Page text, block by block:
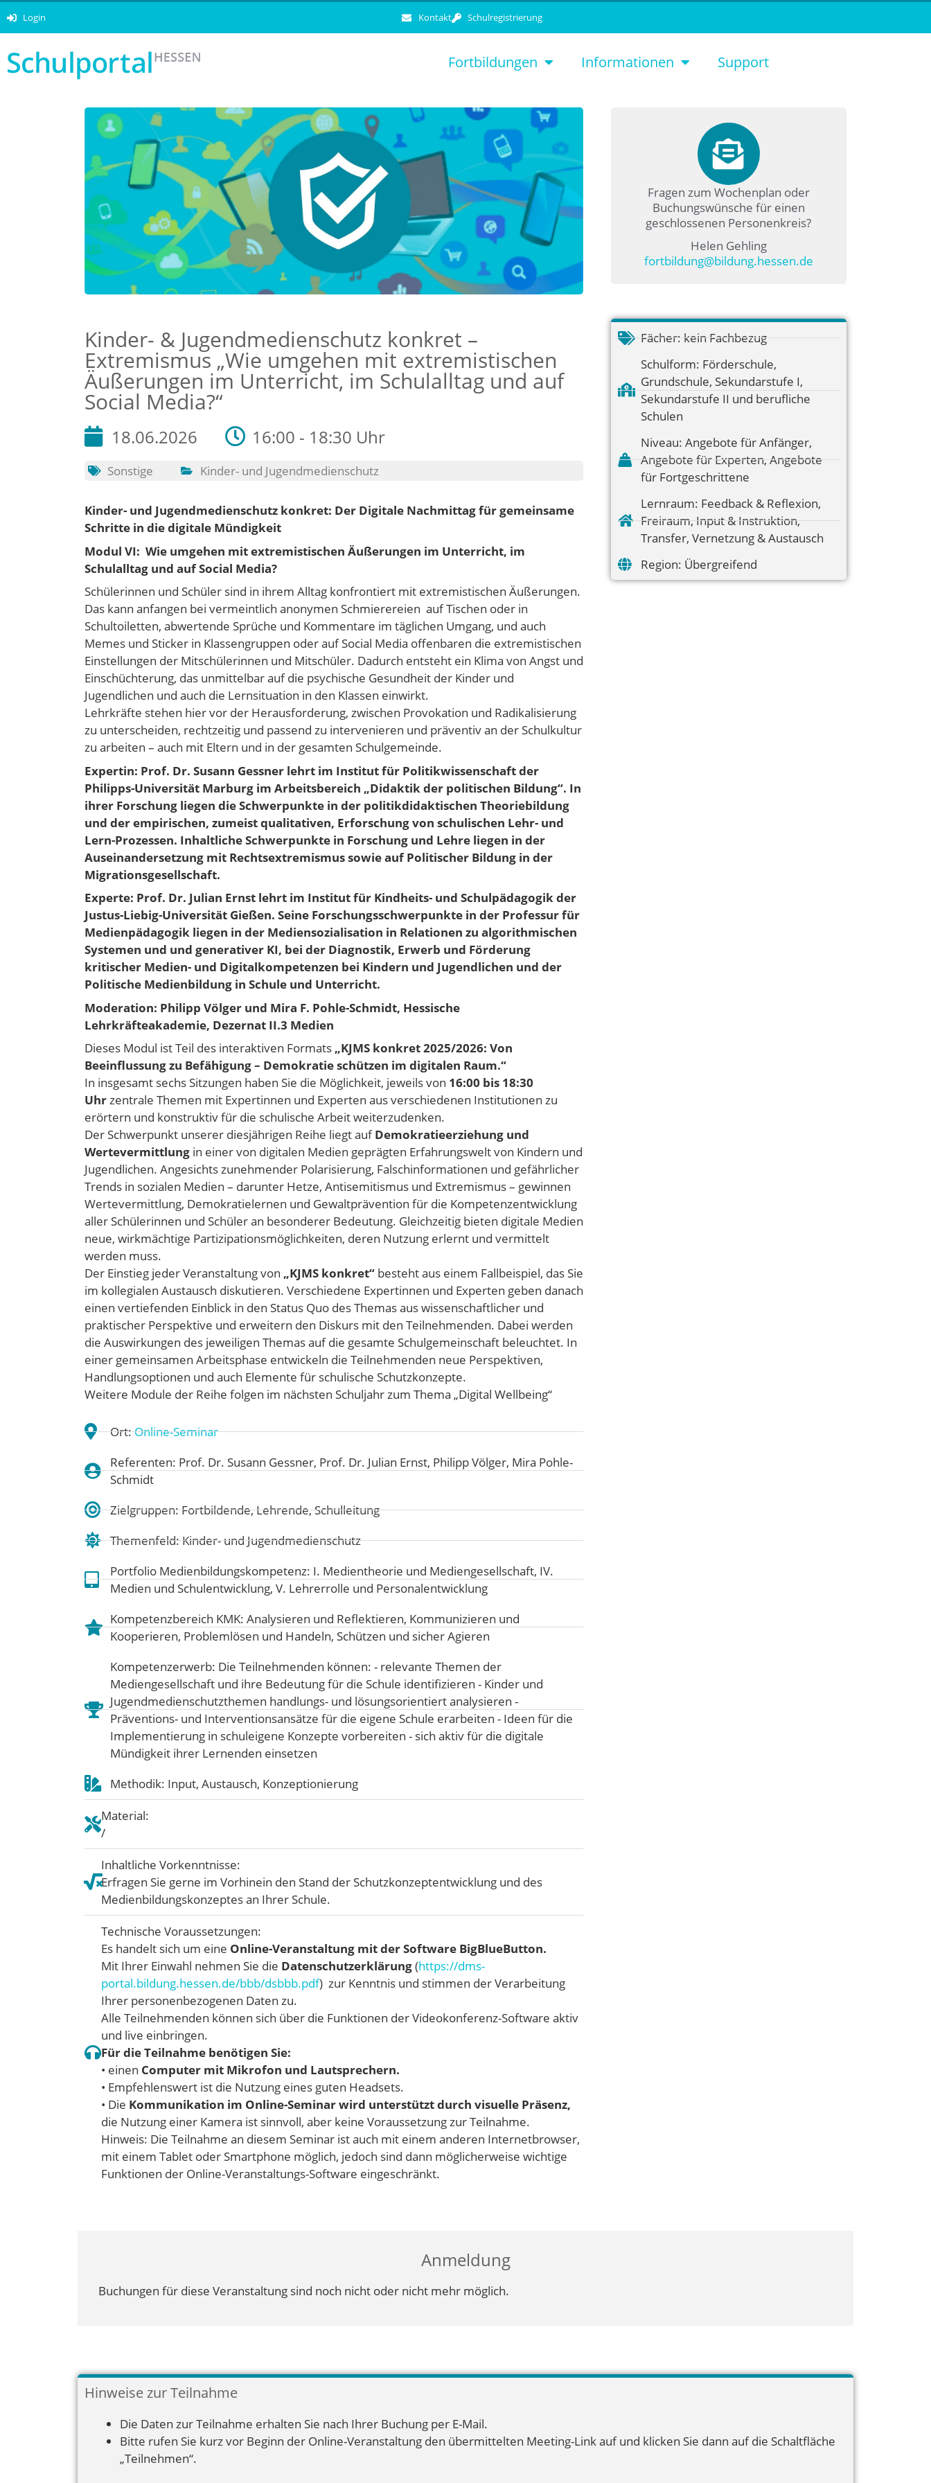
Login Kontakt Schulregistrierung
Fortbildungen Informationen Support
Kinder- & Jugendmedienschutz konkret –
Extremismus „Wie umgehen mit extremistischen
Äußerungen im Unterricht, im Schulalltag und auf
Social Media?“
18.06.2026 16:00 - 18:30 Uhr
Sonstige Kinder- und Jugendmedienschutz
Kinder- und Jugendmedienschutz konkret: Der Digitale Nachmittag für gemeinsame
Schritte in die digitale Mündigkeit
Modul VI: Wie umgehen mit extremistischen Äußerungen im Unterricht, im
Schulalltag und auf Social Media?
Schülerinnen und Schüler sind in ihrem Alltag konfrontiert mit extremistischen Äußerungen.
Das kann anfangen bei vermeintlich anonymen Schmierereien auf Tischen oder in
Schultoiletten, abwertende Sprüche und Kommentare im täglichen Umgang, und auch
Memes und Sticker in Klassengruppen oder auf Social Media offenbaren die extremistischen
Einstellungen der Mitschülerinnen und Mitschüler. Dadurch entsteht ein Klima von Angst und
Einschüchterung, das unmittelbar auf die psychische Gesundheit der Kinder und
Jugendlichen und auch die Lernsituation in den Klassen einwirkt.
Lehrkräfte stehen hier vor der Herausforderung, zwischen Provokation und Radikalisierung
zu unterscheiden, rechtzeitig und passend zu intervenieren und präventiv an der Schulkultur
zu arbeiten – auch mit Eltern und in der gesamten Schulgemeinde.
Expertin: Prof. Dr. Susann Gessner lehrt im Institut für Politikwissenschaft der
Philipps-Universität Marburg im Arbeitsbereich „Didaktik der politischen Bildung“. In
ihrer Forschung liegen die Schwerpunkte in der politikdidaktischen Theoriebildung
und der empirischen, zumeist qualitativen, Erforschung von schulischen Lehr- und
Lern-Prozessen. Inhaltliche Schwerpunkte in Forschung und Lehre liegen in der
Auseinandersetzung mit Rechtsextremismus sowie auf Politischer Bildung in der
Migrationsgesellschaft.
Experte: Prof. Dr. Julian Ernst lehrt im Institut für Kindheits- und Schulpädagogik der
Justus-Liebig-Universität Gießen. Seine Forschungsschwerpunkte in der Professur für
Medienpädagogik liegen in der Mediensozialisation in Relationen zu algorithmischen
Systemen und und generativer KI, bei der Diagnostik, Erwerb und Förderung
kritischer Medien- und Digitalkompetenzen bei Kindern und Jugendlichen und der
Politische Medienbildung in Schule und Unterricht.
Moderation: Philipp Völger und Mira F. Pohle-Schmidt, Hessische
Lehrkräfteakademie, Dezernat II.3 Medien
Dieses Modul ist Teil des interaktiven Formats „KJMS konkret 2025/2026: Von
Beeinflussung zu Befähigung – Demokratie schützen im digitalen Raum.“
In insgesamt sechs Sitzungen haben Sie die Möglichkeit, jeweilsvon 16:00 bis 18:30
Uhrzentrale Themen mit Expertinnen und Experten aus verschiedenen Institutionen zu
erörtern und konstruktiv für die schulische Arbeit weiterzudenken.
Der Schwerpunkt unserer diesjährigen Reihe liegt aufDemokratieerziehung und
Wertevermittlung in einer von digitalen Medien geprägten Erfahrungswelt von Kindern und
Jugendlichen. Angesichts zunehmender Polarisierung, Falschinformationen und gefährlicher
Trends in sozialen Medien – darunter Hetze, Antisemitismus und Extremismus – gewinnen
Wertevermittlung, Demokratielernen und Gewaltprävention für die Kompetenzentwicklung
aller Schülerinnen und Schüler an besonderer Bedeutung. Gleichzeitig bieten digitale Medien
neue, wirkmächtige Partizipationsmöglichkeiten, deren Nutzung erlernt und vermittelt
werden muss.
Der Einstieg jeder Veranstaltung von „KJMS konkret“ besteht aus einem Fallbeispiel, das Sie
im kollegialen Austausch diskutieren. Verschiedene Expertinnen und Experten geben danach
einen vertiefenden Einblick in den Status Quo des Themas aus wissenschaftlicher und
praktischer Perspektive und erweitern den Diskurs mit den Teilnehmenden. Dabei werden
die Auswirkungen des jeweiligen Themas auf die gesamte Schulgemeinschaft beleuchtet. In
einer gemeinsamen Arbeitsphase entwickeln die Teilnehmenden neue Perspektiven,
Handlungsoptionen und auch Elemente für schulische Schutzkonzepte.
Weitere Module der Reihe folgen im nächsten Schuljahr zum Thema „Digital Wellbeing“
Ort:Online-Seminar
Referenten: Prof. Dr. Susann Gessner, Prof. Dr. Julian Ernst, Philipp Völger, Mira Pohle-
Schmidt
Zielgruppen: Fortbildende, Lehrende, Schulleitung
Themenfeld:Kinder- und Jugendmedienschutz
Portfolio Medienbildungskompetenz: I. Medientheorie und Mediengesellschaft, IV.
Medien und Schulentwicklung, V. Lehrerrolle und Personalentwicklung
Kompetenzbereich KMK: Analysieren und Reflektieren, Kommunizieren und
Kooperieren, Problemlösen und Handeln, Schützen und sicher Agieren
Kompetenzerwerb: Die Teilnehmenden können: - relevante Themen der
Mediengesellschaft und ihre Bedeutung für die Schule identifizieren - Kinder und
Jugendmedienschutzthemen handlungs- und lösungsorientiert analysieren -
Präventions- und Interventionsansätze für die eigene Schule erarbeiten - Ideen für die
Implementierung in schuleigene Konzepte vorbereiten - sich aktiv für die digitale
Mündigkeit ihrer Lernenden einsetzen
Methodik: Input, Austausch, Konzeptionierung
Material:
/
Inhaltliche Vorkenntnisse:
Erfragen Sie gerne im Vorhinein den Stand der Schutzkonzeptentwicklung und des
Medienbildungskonzeptes an Ihrer Schule.
Technische Voraussetzungen:
Es handelt sich um eine Online-Veranstaltung mit der Software BigBlueButton.
Mit Ihrer Einwahl nehmen Sie die Datenschutzerklärung(https://dms-
portal.bildung.hessen.de/bbb/dsbbb.pdf) zur Kenntnis und stimmen der Verarbeitung
Ihrer personenbezogenen Daten zu.
Alle Teilnehmenden können sich über die Funktionen der Videokonferenz-Software aktiv
und live einbringen.
Für die Teilnahme benötigen Sie:
• einen Computer mit Mikrofon und Lautsprechern.
• Empfehlenswert ist die Nutzung eines guten Headsets.
• Die Kommunikation im Online-Seminar wird unterstützt durch visuelle Präsenz,
die Nutzung einer Kamera ist sinnvoll, aber keine Voraussetzung zur Teilnahme.
Hinweis: Die Teilnahme an diesem Seminar ist auch mit einem anderen Internetbrowser,
mit einem Tablet oder Smartphone möglich, jedoch sind dann möglicherweise wichtige
Funktionen der Online-Veranstaltungs-Software eingeschränkt.
Fragen zum Wochenplan oder
Buchungswünsche für einen
geschlossenen Personenkreis?
Helen Gehling
fortbildung@bildung.hessen.de
Fächer: kein Fachbezug
Schulform: Förderschule,
Grundschule, Sekundarstufe I,
Sekundarstufe II und berufliche
Schulen
Niveau: Angebote für Anfänger,
Angebote für Experten, Angebote
für Fortgeschrittene
Lernraum: Feedback & Reflexion,
Freiraum, Input & Instruktion,
Transfer, Vernetzung & Austausch
Region: Übergreifend
Anmeldung
Buchungen für diese Veranstaltung sind noch nicht oder nicht mehr möglich.
Hinweise zur Teilnahme
Die Daten zur Teilnahme erhalten Sie nach Ihrer Buchung per E-Mail.
Bitte rufen Sie kurz vor Beginn der Online-Veranstaltung den übermittelten Meeting-Link auf und klicken Sie dann auf die Schaltfläche
„Teilnehmen“.